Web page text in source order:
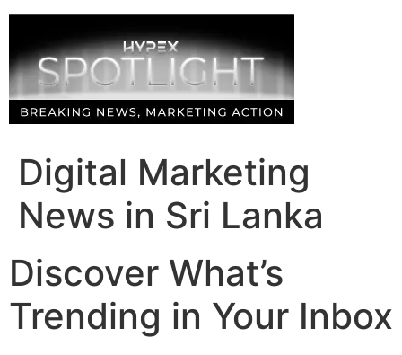
Skip
content
Digital Marketing
News in Sri Lanka
Discover What’s
Trending in Your Inbox